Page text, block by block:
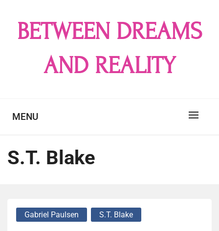
contentBETWEEN DREAMS
AND REALITY
MENU
S.T. Blake
Gabriel Paulsen S.T. Blake